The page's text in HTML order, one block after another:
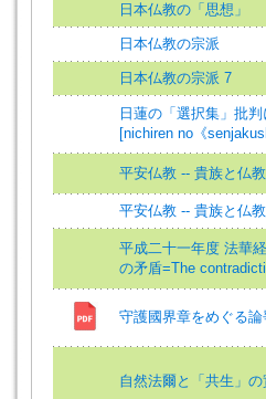
日本仏教の「思想」
日本仏教の宗派
日本仏教の宗派 7
日蓮の「選択集」批
[nichiren no《
平安仏教 -- 貴族と仏教
平安仏教 -- 貴族と仏教
平成二十一年度 法華
の矛盾=The
守護國界章をめぐる
自然法爾と「共生」